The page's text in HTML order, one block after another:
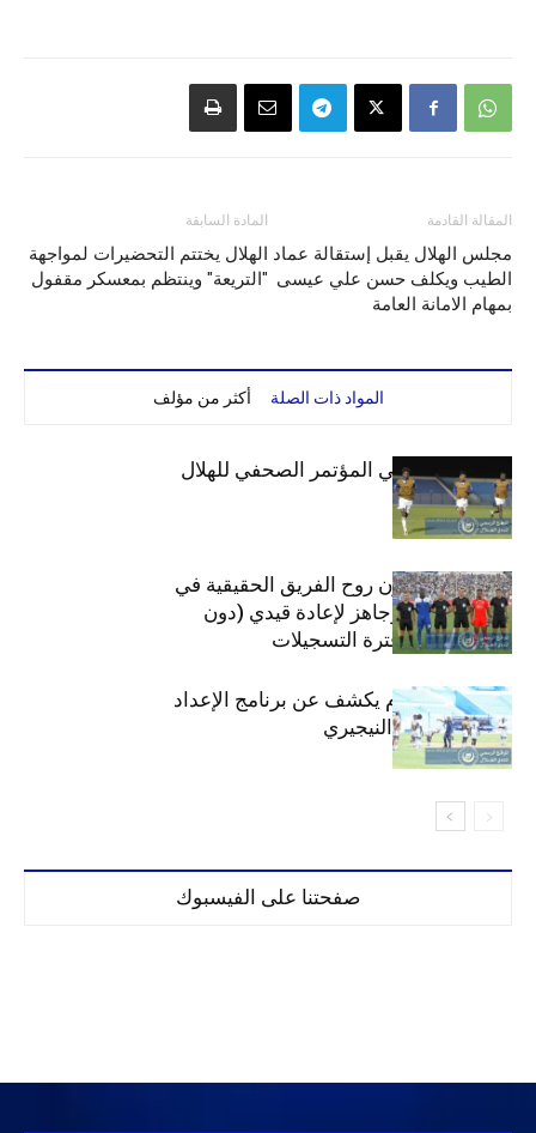
المادة السابقة
الهلال يختتم التحضيرات لمواجهة
"التريعة" وينتظم بمعسكر مقفول
المقالة القادمة
مجلس الهلال يقبل إستقالة عماد
الطيب ويكلف حسن علي عيسى
بمهام الامانة العامة
المواد ذات الصلة أكثر من مؤلف
صدقي وبشة في المؤتمر الصحفي للهلال
بوي: ستشاهدون روح الفريق الحقيقية في
المجموعات.. وجاهز لإعادة قيدي (دون
شروط) خلال فترة التسجيلات
صلاح محمد آدم يكشف عن برنامج الإعداد
لمواجهة إنيمبا النيجيري
صفحتنا على الفيسبوك